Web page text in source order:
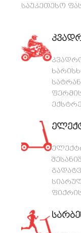
საუკეთესო